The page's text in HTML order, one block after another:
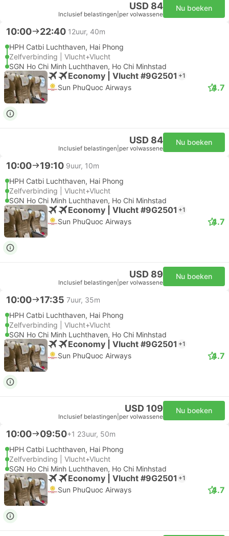
USD 84
Inclusief belastingen per volwassene
Nu boeken
10:00 22:40 12uur, 40m
HPH Catbi Luchthaven, Hai Phong
Zelfverbinding | Vlucht+Vlucht
SGN Ho Chi Minh Luchthaven, Ho Chi Minhstad
Economy | Vlucht #9G2501 +1
Sun PhuQuoc Airways 4.7
USD 84
Inclusief belastingen per volwassene
Nu boeken
10:00 19:10 9uur, 10m
HPH Catbi Luchthaven, Hai Phong
Zelfverbinding | Vlucht+Vlucht
SGN Ho Chi Minh Luchthaven, Ho Chi Minhstad
Economy | Vlucht #9G2501 +1
Sun PhuQuoc Airways 4.7
USD 89
Inclusief belastingen per volwassene
Nu boeken
10:00 17:35 7uur, 35m
HPH Catbi Luchthaven, Hai Phong
Zelfverbinding | Vlucht+Vlucht
SGN Ho Chi Minh Luchthaven, Ho Chi Minhstad
Economy | Vlucht #9G2501 +1
Sun PhuQuoc Airways 4.7
USD 109
Inclusief belastingen per volwassene
Nu boeken
10:00 09:50+1 23uur, 50m
HPH Catbi Luchthaven, Hai Phong
Zelfverbinding | Vlucht+Vlucht
SGN Ho Chi Minh Luchthaven, Ho Chi Minhstad
Economy | Vlucht #9G2501 +1
Sun PhuQuoc Airways 4.7